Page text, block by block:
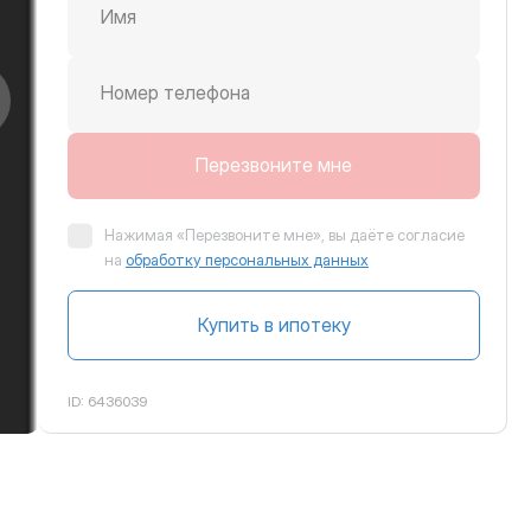
вправо
Имя
Номер телефона
Перезвоните мне
Нажимая «Перезвоните мне», вы даёте согласие
на обработку персональных данных
Купить в ипотеку
ID: 6436039